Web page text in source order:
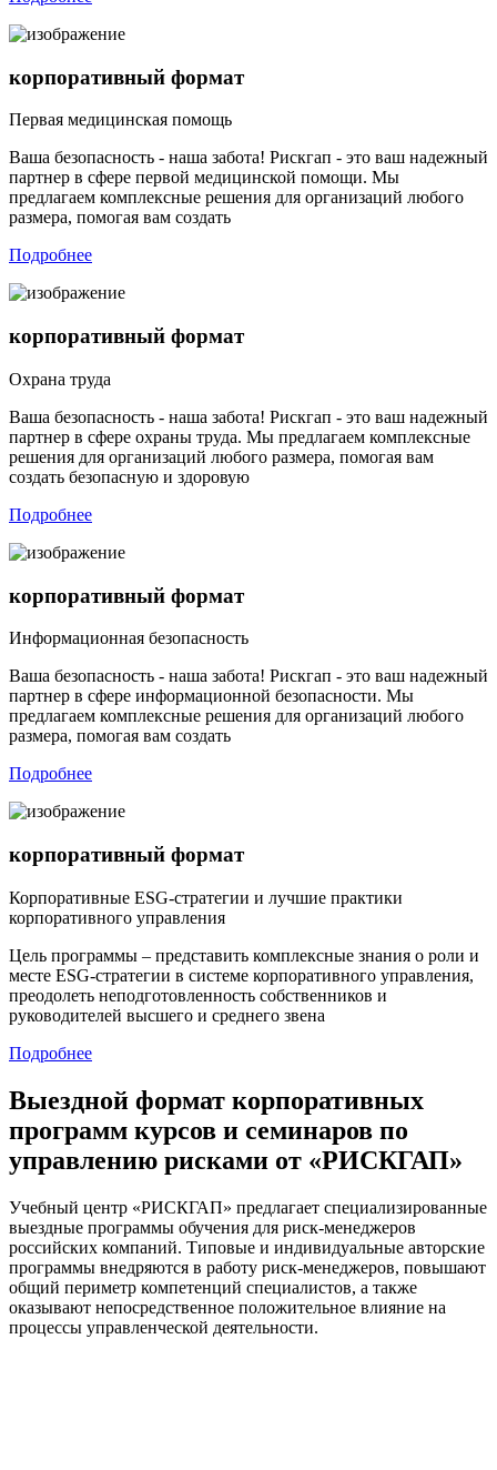
корпоративный формат
Первая медицинская помощь
Ваша безопасность - наша забота! Рискгап - это ваш надежный
партнер в сфере первой медицинской помощи. Мы
предлагаем комплексные решения для организаций любого
размера, помогая вам создать
Подробнее
корпоративный формат
Охрана труда
Ваша безопасность - наша забота! Рискгап - это ваш надежный
партнер в сфере охраны труда. Мы предлагаем комплексные
решения для организаций любого размера, помогая вам
создать безопасную и здоровую
Подробнее
корпоративный формат
Информационная безопасность
Ваша безопасность - наша забота! Рискгап - это ваш надежный
партнер в сфере информационной безопасности. Мы
предлагаем комплексные решения для организаций любого
размера, помогая вам создать
Подробнее
корпоративный формат
Корпоративные ESG-стратегии и лучшие практики
корпоративного управления
Цель программы – представить комплексные знания о роли и
месте ESG-стратегии в системе корпоративного управления,
преодолеть неподготовленность собственников и
руководителей высшего и среднего звена
Подробнее
Выездной формат корпоративных
программ курсов и семинаров по
управлению рисками от «РИСКГАП»
Учебный центр «РИСКГАП» предлагает специализированные
выездные программы обучения для риск-менеджеров
российских компаний. Типовые и индивидуальные авторские
программы внедряются в работу риск-менеджеров, повышают
общий периметр компетенций специалистов, а также
оказывают непосредственное положительное влияние на
процессы управленческой деятельности.